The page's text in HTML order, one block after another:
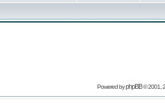
Powered byphpBB© 2001,